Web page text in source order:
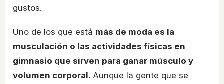
gustos.
Uno de los que está más de moda es la
musculación o las actividades físicas en
gimnasio que sirven para ganar músculo y
volumen corporal. Aunque la gente que se